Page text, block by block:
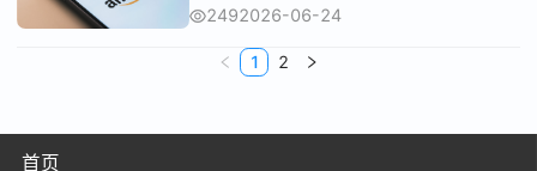
2492026-06-24
1 2
首页